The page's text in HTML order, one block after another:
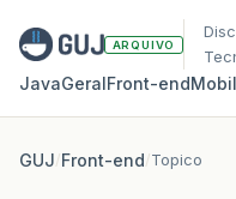
ARQUIVO
JavaGeralFront‑end
GUJ/Front-end/Topico